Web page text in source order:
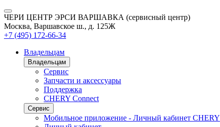
ЧЕРИ ЦЕНТР ЭРСИ ВАРШАВКА (сервисный центр)
Москва, Варшавское ш., д. 125Ж
+7 (495) 172-66-34
Владельцам
Владельцам
Сервис
Запчасти и аксессуары
Поддержка
CHERY Connect
Сервис
Мобильное приложение - Личный кабинет CHERY